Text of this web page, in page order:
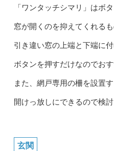
「ワンタッチシマリ」はボ
窓が開くのを抑えてくれるも
引き違い窓の上端と下端に
ボタンを押すだけなのでおす
また、網戸専用の柵を設置
開けっ放しにできるので検討
玄関